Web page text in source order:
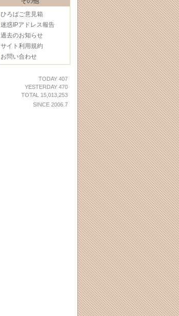
ひろばご意見箱
迷惑IPアドレス報告
過去のお知らせ
サイト利用規約
お問い合わせ
TODAY 407
YESTERDAY 470
TOTAL 15,013,253
SINCE 2006.7